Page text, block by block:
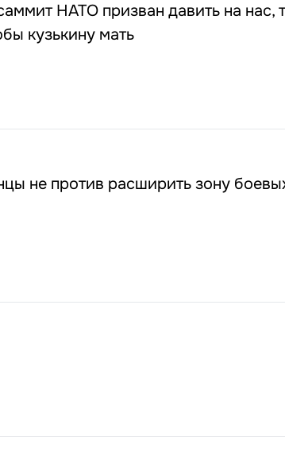
НАТО призван давить на нас,
кузькину мать
не против расширить зону